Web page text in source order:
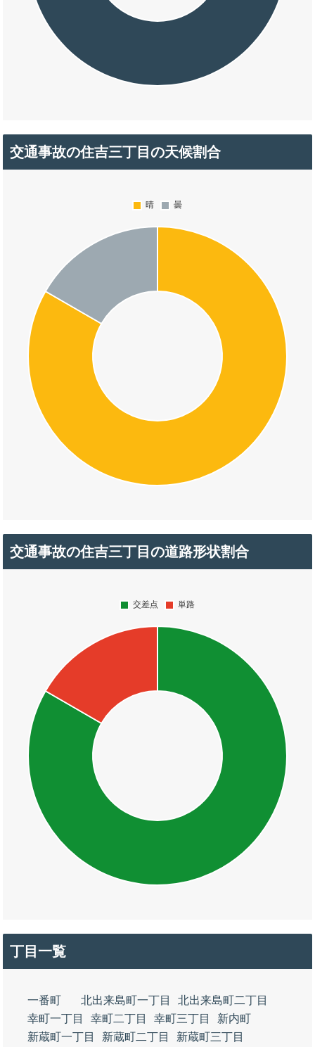
交通事故の住吉三丁目の天候割合
交通事故の住吉三丁目の道路形状割合
丁目一覧
一番町 北出来島町一丁目
北出来島町二丁目
幸町一丁目
幸町二丁目 幸町三丁目
新内町
新蔵町一丁目
新蔵町二丁目 新蔵町三丁目